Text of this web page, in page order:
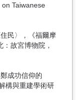
Taiwanese
民〉，《福爾摩
故宮博物院，
成功信仰的
構與重建學術研